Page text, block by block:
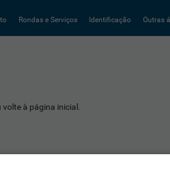
Rondas e Serviços Identificação Outras
à página inicial.